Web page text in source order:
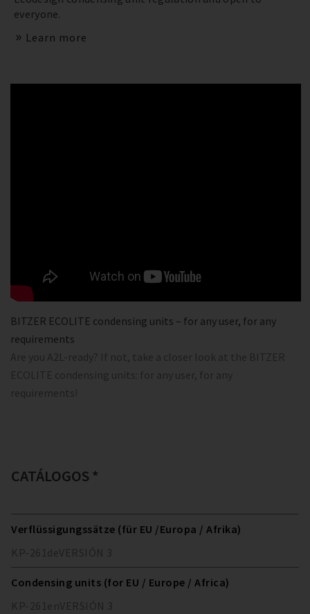
everyone.
Learn more
BITZER ECOLITE condensing units – for any user, for any
requirements
Are you A2L-ready? If not, take a closer look at the BITZER
ECOLITE condensing units: for any user, for any
requirements!
CATÁLOGOS *
Verflüssigungssätze (für EU /Europa / Afrika)
KP-261deVERSIÓN 3
Condensing units (for EU / Europe / Africa)
KP-261enVERSIÓN 3